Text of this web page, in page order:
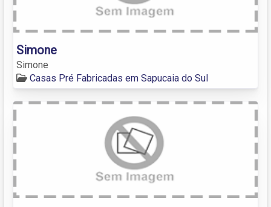
Simone
Simone
Casas Pré Fabricadas em Sapucaia do Sul